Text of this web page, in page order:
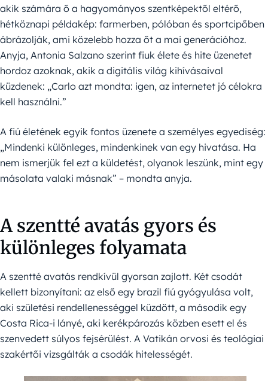
akik számára ő a hagyományos szentképektől eltérő,
hétköznapi példakép: farmerben, pólóban és sportcipőben
ábrázolják, ami közelebb hozza őt a mai generációhoz.
Anyja, Antonia Salzano szerint fiuk élete és hite üzenetet
hordoz azoknak, akik a digitális világ kihívásaival
küzdenek: „Carlo azt mondta: igen, az internetet jó célokra
kell használni.”
A fiú életének egyik fontos üzenete a személyes egyediség:
„Mindenki különleges, mindenkinek van egy hivatása. Ha
nem ismerjük fel ezt a küldetést, olyanok leszünk, mint egy
másolata valaki másnak” – mondta anyja.
A szentté avatás gyors és
különleges folyamata
A szentté avatás rendkívül gyorsan zajlott. Két csodát
kellett bizonyítani: az első egy brazil fiú gyógyulása volt,
aki születési rendellenességgel küzdött, a második egy
Costa Rica-i lányé, aki kerékpározás közben esett el és
szenvedett súlyos fejsérülést. A Vatikán orvosi és teológiai
szakértői vizsgálták a csodák hitelességét.